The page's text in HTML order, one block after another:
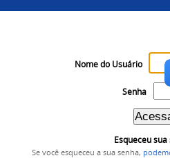
Nome do Usuário
Senha
Esqueceu sua
Se você esqueceu a sua senha,